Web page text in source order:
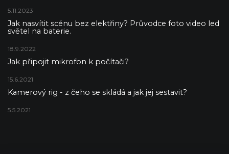
5.11.2023
Jak nasvítit scénu bez elektřiny? Průvodce foto video led
světel na baterie.
18.9.2022
Jak připojit mikrofon k počítači?
15.6.2021
Kamerový rig - z čeho se skládá a jak jej sestavit?
5.5.2021